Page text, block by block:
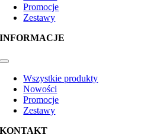
Promocje
Zestawy
INFORMACJE
Toggle
NavigationWszystkie produkty
Nowości
Promocje
Zestawy
KONTAKT